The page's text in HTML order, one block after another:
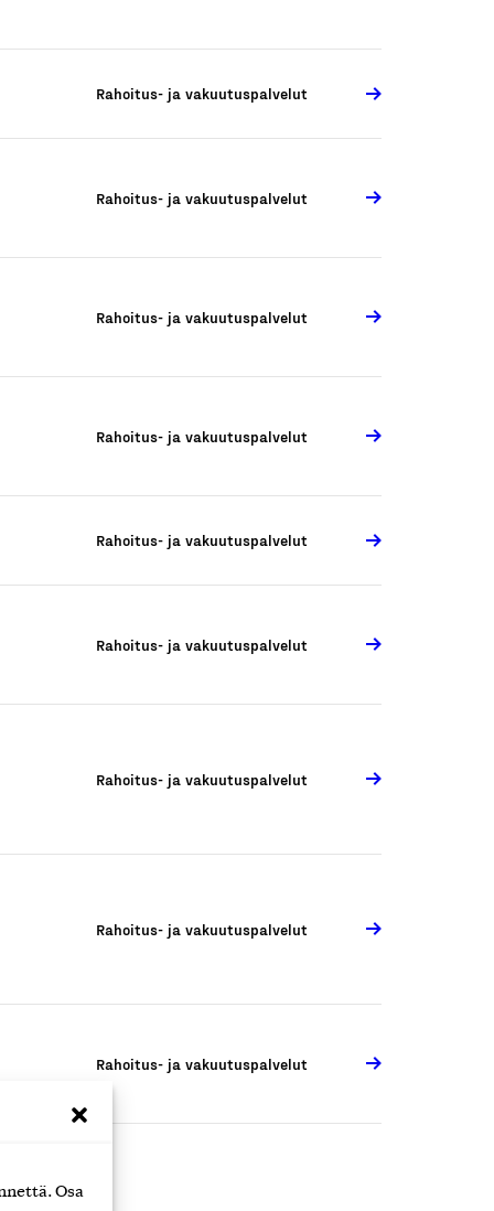
Osa
Rahoitus- ja vakuutuspalvelut
Rahoitus- ja vakuutuspalvelut
Rahoitus- ja vakuutuspalvelut
Rahoitus- ja vakuutuspalvelut
Rahoitus- ja vakuutuspalvelut
Rahoitus- ja vakuutuspalvelut
Rahoitus- ja vakuutuspalvelut
Rahoitus- ja vakuutuspalvelut
Rahoitus- ja vakuutuspalvelut